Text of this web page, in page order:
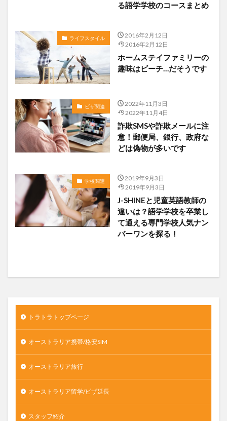
る語学学校のコースまとめ
ライフスタイル
2016年2月12日
2016年2月12日
ホームステイファミリーの
趣味はビーチ…だそうです
ビザ関連
2022年11月3日
2022年11月4日
詐欺SMSや詐欺メールに注
意！郵便局、銀行、政府な
どは偽物が多いです
学校関連
2019年9月3日
2019年9月3日
J-SHINEと児童英語教師の
違いは？語学学校を卒業し
て通える専門学校人気ナン
バーワンを探る！
トラトラトップページ
オーストラリア携帯/格安SIM
オーストラリア旅行
オーストラリア留学/ビザ延長
スタッフ紹介